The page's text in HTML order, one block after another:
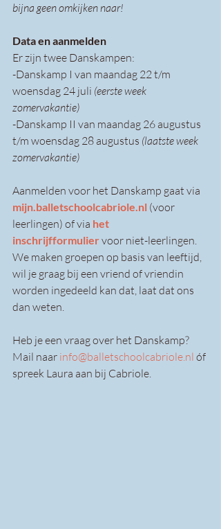
bijna geen omkijken naar!
Data en aanmelden
Er zijn twee Danskampen:
-Danskamp I van maandag 22 t/m
woensdag 24 juli (eerste week
zomervakantie)
-Danskamp II van maandag 26 augustus
t/m woensdag 28 augustus (laatste week
zomervakantie)
Aanmelden voor het Danskamp gaat via
mijn.balletschoolcabriole.nl (voor
leerlingen) of via het
inschrijfformulier voor niet-leerlingen.
We maken groepen op basis van leeftijd,
wil je graag bij een vriend of vriendin
worden ingedeeld kan dat, laat dat ons
dan weten.
Heb je een vraag over het Danskamp?
Mail naar info@balletschoolcabriole.nl óf
spreek Laura aan bij Cabriole.